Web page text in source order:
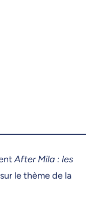
After Mila : les
sur le thème de la